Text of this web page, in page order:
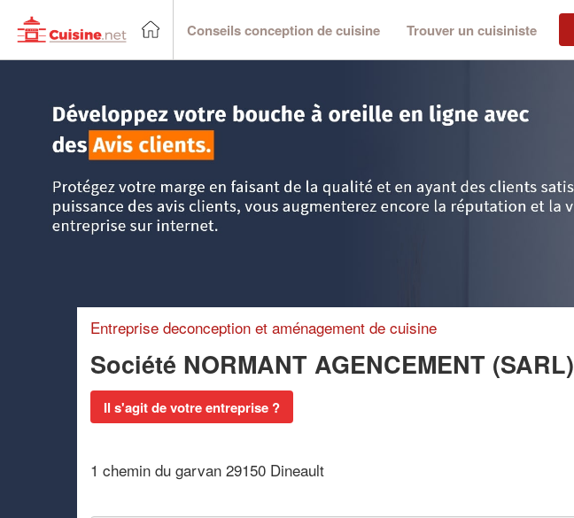
Conseils conception de cuisine Trouver un cuisiniste
Entreprise deconception et aménagement de cuisine
Société NORMANT AGENCEMENT (SARL)
Il s'agit de votre entreprise ?
1 chemin du garvan 29150 Dineault